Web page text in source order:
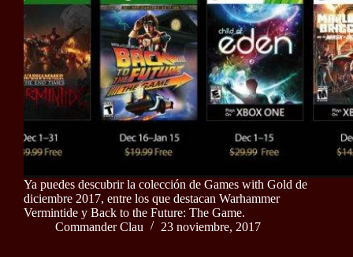
Ya puedes descubrir la colección de Games with Gold de
diciembre 2017, entre los que destacan Warhammer
Vermintide y Back to the Future: The Game.
Commander Clau
23 noviembre, 2017